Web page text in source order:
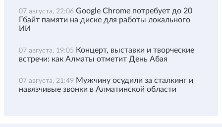
07 августа, 22:06 Google Chrome потребует до 20
Гбайт памяти на диске для работы локального
ИИ
07 августа, 19:05 Концерт, выставки и творческие
встречи: как Алматы отметит День Абая
07 августа, 21:49 Мужчину осудили за сталкинг и
навязчивые звонки в Алматинской области